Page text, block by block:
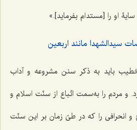
او را [مستدام بفرماید].»
سیدالشهدا مانند اربعین
باید به ذکر سنن مشروعه و آداب
و مردم را به‌سمت اتّباع از سنّت اسلام و
انحرافی را که در طیّ زمان بر این سنّت